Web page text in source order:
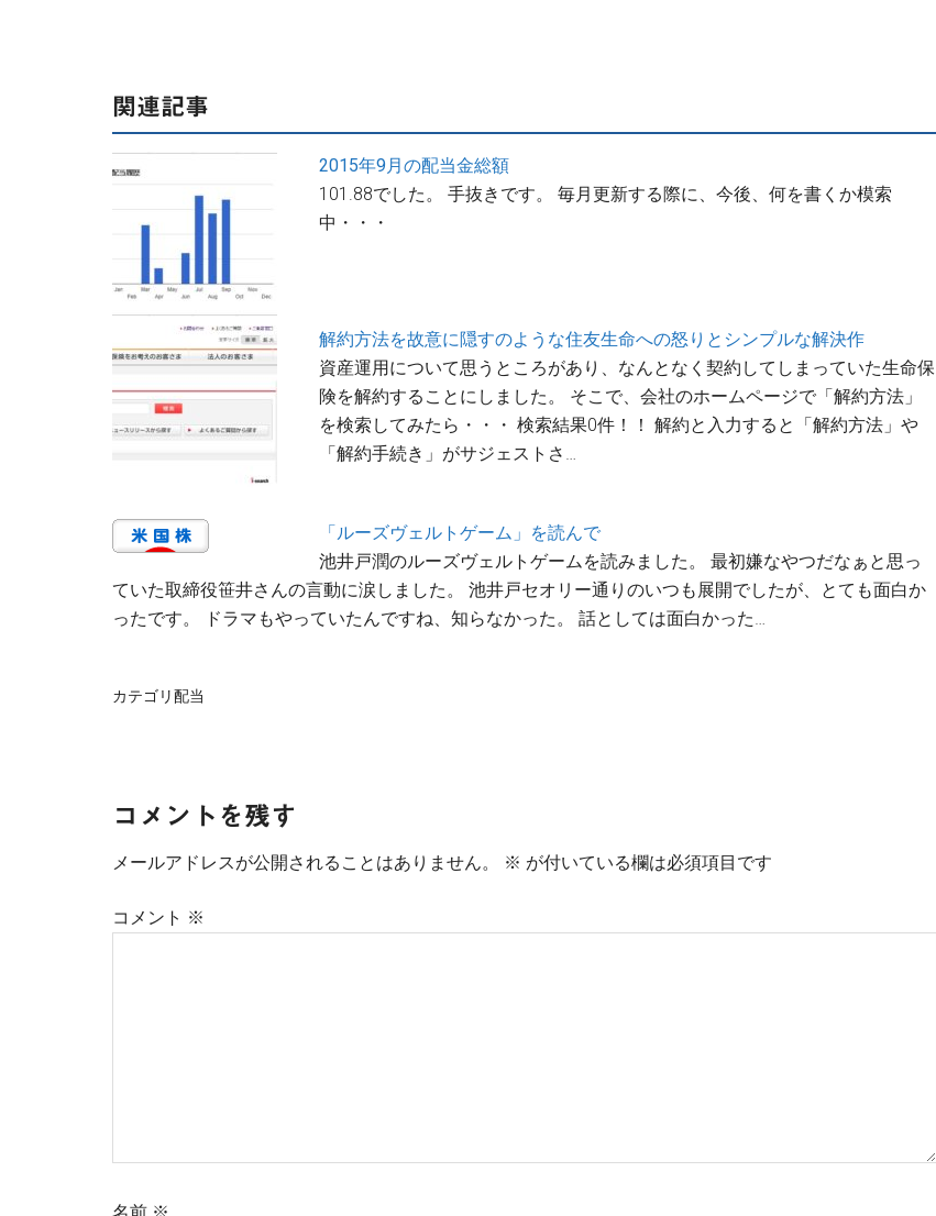
関連記事
2015年9月の配当金総額
101.88でした。 手抜きです。 毎月更新する際に、今後、何を書くか模索
中・・・
解約方法を故意に隠すのような住友生命への怒りとシンプルな解決作
資産運用について思うところがあり、なんとなく契約してしまっていた生命保
険を解約することにしました。 そこで、会社のホームページで「解約方法」
を検索してみたら・・・ 検索結果0件！！ 解約と入力すると「解約方法」や
「解約手続き」がサジェストさ…
「ルーズヴェルトゲーム」を読んで
池井戸潤のルーズヴェルトゲームを読みました。 最初嫌なやつだなぁと思っ
ていた取締役笹井さんの言動に涙しました。 池井戸セオリー通りのいつも展開でしたが、とても面白か
ったです。 ドラマもやっていたんですね、知らなかった。 話としては面白かった…
カテゴリ配当
Reader
Interactions
コメントを残す
メールアドレスが公開されることはありません。 ※ が付いている欄は必須項目です
コメント ※